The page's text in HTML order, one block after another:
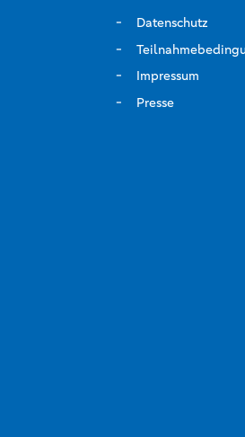
Datenschutz
Impressum
Presse